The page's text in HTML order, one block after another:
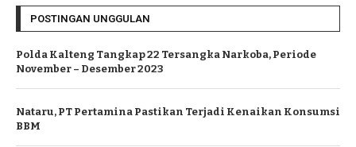
POSTINGAN UNGGULAN
Polda Kalteng Tangkap 22 Tersangka Narkoba, Periode
November – Desember 2023
Nataru, PT Pertamina Pastikan Terjadi Kenaikan Konsumsi
BBM